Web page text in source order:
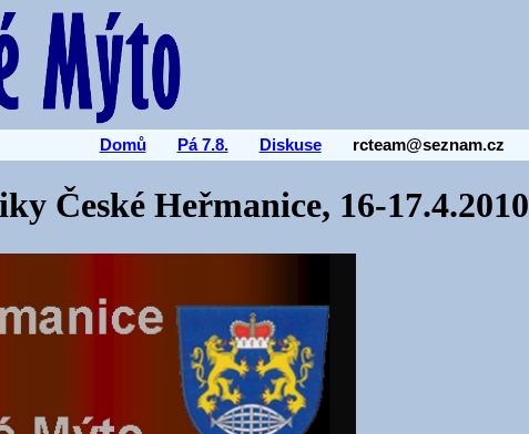
Domů Pá 7.8. Diskusercteam@seznam.cz
České Heřmanice, 16-17.4.2010